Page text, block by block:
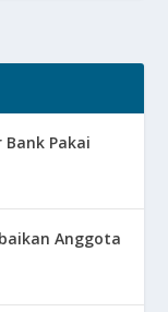
Bank Pakai
Anggota